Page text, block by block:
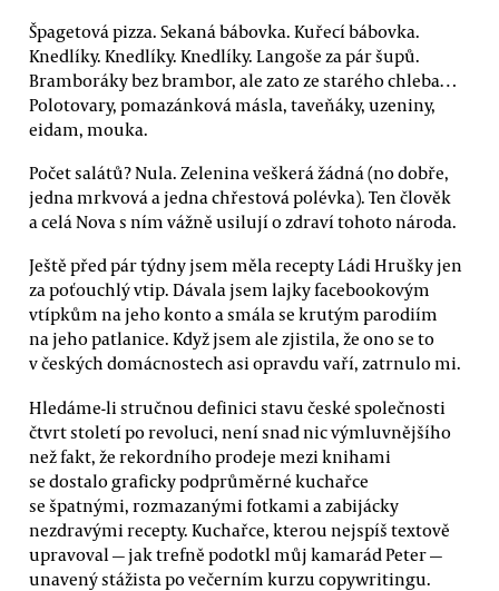
Špagetová pizza. Sekaná bábovka. Kuřecí bábovka.
Knedlíky. Knedlíky. Knedlíky. Langoše za pár šupů.
Bramboráky bez brambor, ale zato ze starého chleba…
Polotovary, pomazánková másla, taveňáky, uzeniny,
eidam, mouka.
Počet salátů? Nula. Zelenina veškerá žádná (no dobře,
jedna mrkvová a jedna chřestová polévka). Ten člověk
a celá Nova s ním vážně usilují o zdraví tohoto národa.
Ještě před pár týdny jsem měla recepty Ládi Hrušky jen
za poťouchlý vtip. Dávala jsem lajky facebookovým
vtípkům na jeho konto a smála se krutým parodiím
na jeho patlanice. Když jsem ale zjistila, že ono se to
v českých domácnostech asi opravdu vaří, zatrnulo mi.
Hledáme-li stručnou definici stavu české společnosti
čtvrt století po revoluci, není snad nic výmluvnějšího
než fakt, že rekordního prodeje mezi knihami
se dostalo graficky podprůměrné kuchařce
se špatnými, rozmazanými fotkami a zabijácky
nezdravými recepty. Kuchařce, kterou nejspíš textově
upravoval — jak trefně podotkl můj kamarád Peter —
unavený stážista po večerním kurzu copywritingu.